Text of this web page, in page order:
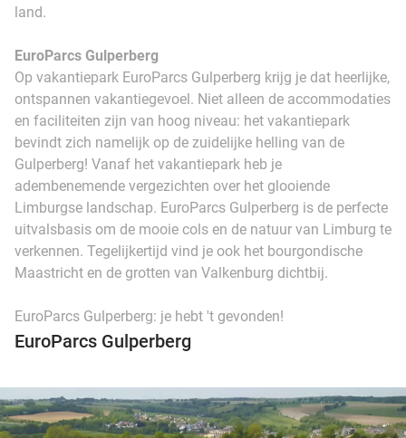
land.
EuroParcs Gulperberg
Op vakantiepark EuroParcs Gulperberg krijg je dat heerlijke,
ontspannen vakantiegevoel. Niet alleen de accommodaties
en faciliteiten zijn van hoog niveau: het vakantiepark
bevindt zich namelijk op de zuidelijke helling van de
Gulperberg! Vanaf het vakantiepark heb je
adembenemende vergezichten over het glooiende
Limburgse landschap. EuroParcs Gulperberg is de perfecte
uitvalsbasis om de mooie cols en de natuur van Limburg te
verkennen. Tegelijkertijd vind je ook het bourgondische
Maastricht en de grotten van Valkenburg dichtbij.
EuroParcs Gulperberg: je hebt 't gevonden!
EuroParcs Gulperberg